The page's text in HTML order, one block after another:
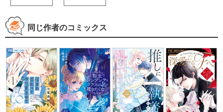
同じ作者のコミックス